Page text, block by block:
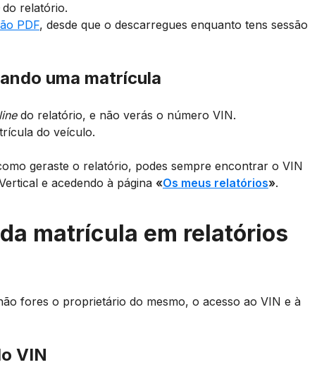
do relatório.
PDF, desde que o descarregues enquanto tens sessão
uma matrícula
do relatório, e não verás o número VIN.
do veículo.
geraste o relatório, podes sempre encontrar o VIN
e acedendo à página «Os meus relatórios».
matrícula em relatórios
fores o proprietário do mesmo, o acesso ao VIN e à
VIN